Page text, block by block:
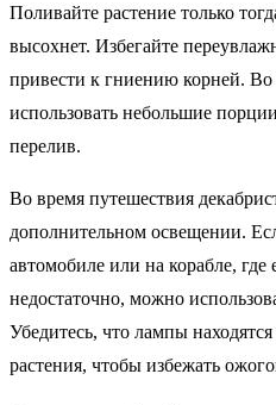
Поливайте растение только
высохнет. Избегайте
привести к гниению корней.
использовать небольшие
перелив.
Во время путешествия
дополнительном освещении.
автомобиле или на корабле, где
недостаточно, можно
Убедитесь, что лампы
растения, чтобы избежать